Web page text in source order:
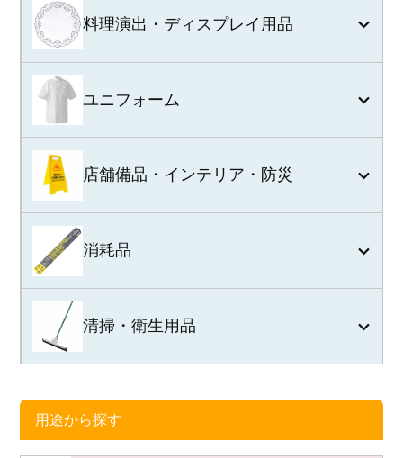
料理演出・ディスプレイ用品
ユニフォーム
店舗備品・インテリア・防災
消耗品
清掃・衛生用品
用途から探す